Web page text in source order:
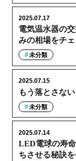
電気温水器の
みの相場をチェ
2025.07.17
未分類
もう落とさな
2025.07.15
未分類
LED電球の寿
ちさせる秘訣を
2025.07.14